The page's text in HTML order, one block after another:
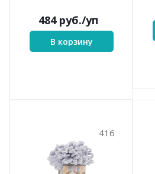
484руб./уп
В корзину
416